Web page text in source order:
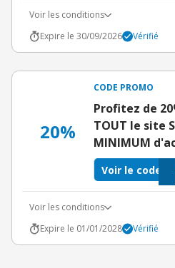
Voir les conditions
Expire le 30/09/2026
Vérifié
20%
CODE PROMO
Profitez de
TOUT le site
MINIMUM
Voir le code
Voir les conditions
Expire le 01/01/2028
Vérifié